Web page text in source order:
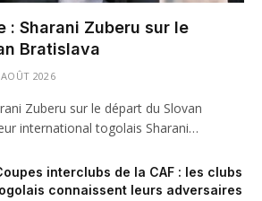
: Sharani Zuberu sur le
Bratislava
2026
Zuberu sur le départ du Slovan
international togolais Sharani…
interclubs de la CAF : les clubs
connaissent leurs adversaires